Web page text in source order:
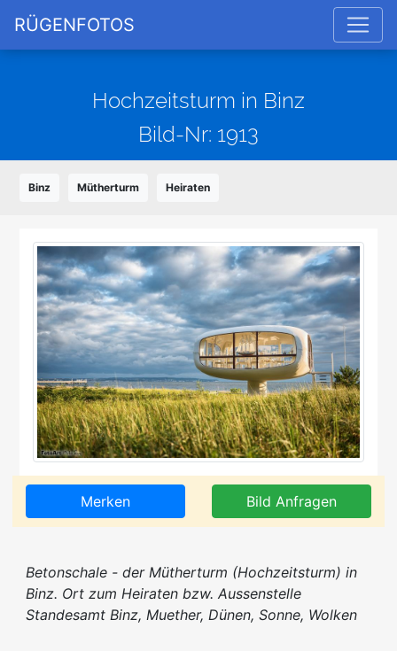
RÜGENFOTOS
Hochzeitsturm in Binz
Bild-Nr: 1913
Binz Mütherturm Heiraten
Merken Bild Anfragen
Betonschale - der Mütherturm (Hochzeitsturm) in
Binz. Ort zum Heiraten bzw. Aussenstelle
Standesamt Binz, Muether, Dünen, Sonne, Wolken